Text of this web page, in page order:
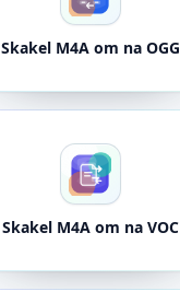
Skakel M4A om na OGG
Skakel M4A om na VOC